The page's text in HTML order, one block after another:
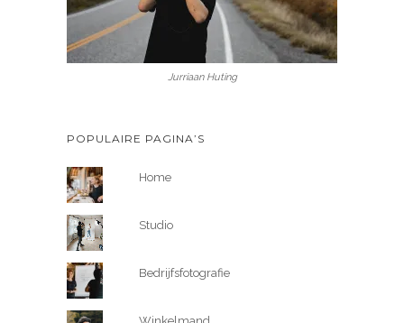
Jurriaan Huting
POPULAIRE PAGINA’S
Home
Studio
Bedrijfsfotografie